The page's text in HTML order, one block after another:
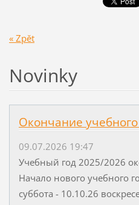
« Zpět
Novinky
Окончание
09.07.2026 19:47
Учебный год 2025/2026
Начало нового учебного
суббота - 10.10.26